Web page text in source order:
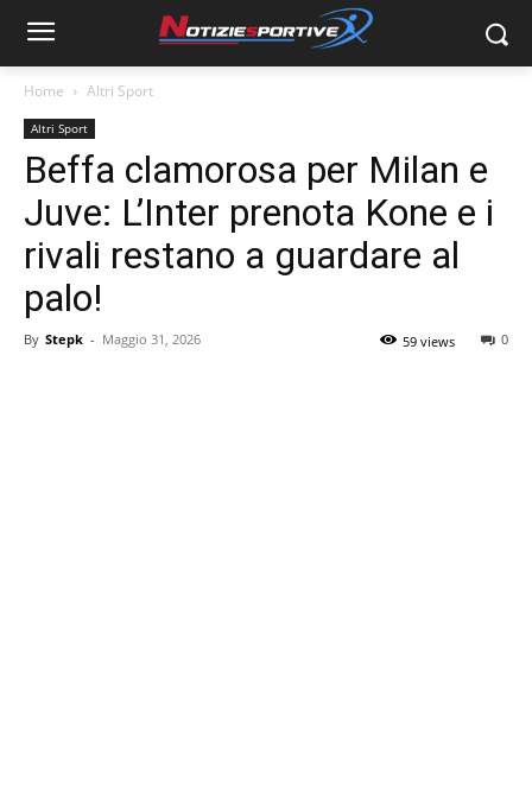
Home Altri Sport
Altri Sport
Beffa clamorosa per Milan e
Juve: L’Inter prenota Kone e i
rivali restano a guardare al
palo!
By Stepk - Maggio 31, 2026 0
59 views